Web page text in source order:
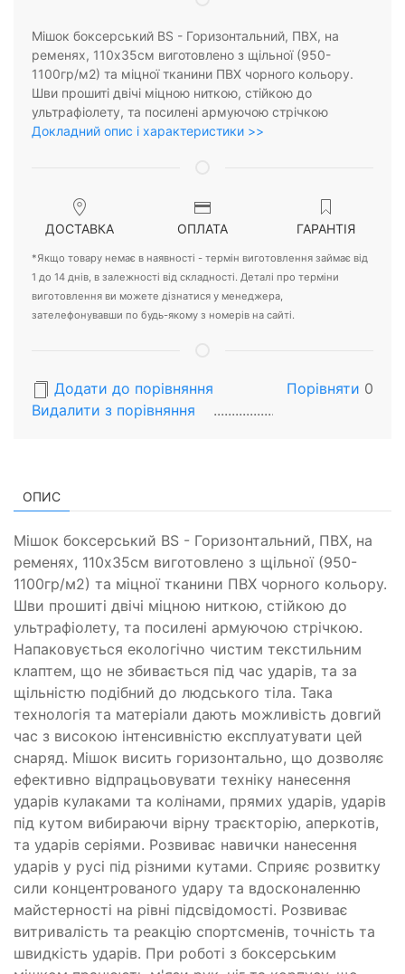
Мішок боксерський BS - Горизонтальний, ПВХ, на
ременях, 110х35см виготовлено з щільної (950-
1100гр/м2) та міцної тканини ПВХ чорного кольору.
Шви прошиті двічі міцною ниткою, стійкою до
ультрафіолету, та посилені армуючою стрічкою
Докладний опис і характеристики >>
ДОСТАВКА ОПЛАТА ГАРАНТІЯ
*Якщо товару немає в наявності - термін виготовлення займає від
1 до 14 днів, в залежності від складності. Деталі про терміни
виготовлення ви можете дізнатися у менеджера,
зателефонувавши по будь-якому з номерів на сайті.
Додати до порівняння
Видалити з порiвняння
Порівняти 0
ОПИС
Мішок боксерський BS - Горизонтальний, ПВХ, на
ременях, 110х35см виготовлено з щільної (950-
1100гр/м2) та міцної тканини ПВХ чорного кольору.
Шви прошиті двічі міцною ниткою, стійкою до
ультрафіолету, та посилені армуючою стрічкою.
Напаковується екологічно чистим текстильним
клаптем, що не збивається під час ударів, та за
щільністю подібний до людського тіла. Така
технологія та матеріали дають можливість довгий
час з високою інтенсивністю експлуатувати цей
снаряд. Мішок висить горизонтально, що дозволяє
ефективно відпрацьовувати техніку нанесення
ударів кулаками та колінами, прямих ударів, ударів
під кутом вибираючи вірну траєкторію, аперкотів,
та ударів серіями. Розвиває навички нанесення
ударів у русі під різними кутами. Сприяє розвитку
сили концентрованого удару та вдосконаленню
майстерності на рівні підсвідомості. Розвиває
витривалість та реакцію спортсменів, точність та
швидкість ударів. При роботі з боксерським